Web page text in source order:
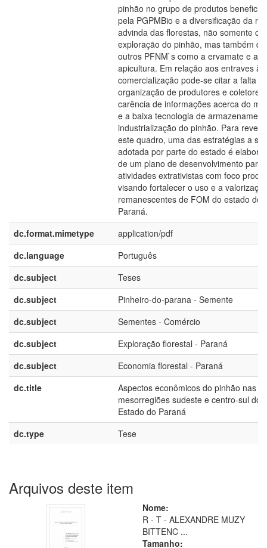
pinhão no grupo de produtos
pela PGPMBio e a diversificação da
advinda das florestas, não somente
exploração do pinhão, mas também de
outros PFNM`s como a ervamate e a
apicultura. Em relação aos entraves à
comercialização pode-se citar a falta
organização de produtores e coletores,
carência de informações acerca do
e a baixa tecnologia de
industrialização do pinhão. Para
este quadro, uma das estratégias a ser
adotada por parte do estado é
de um plano de desenvolvimento para
atividades extrativistas com foco
visando fortalecer o uso e a
remanescentes de FOM do estado do
Paraná.
dc.format.mimetype
application/pdf
dc.language
Português
dc.subject
Teses
dc.subject
Pinheiro-do-parana - Semente
dc.subject
Sementes - Comércio
dc.subject
Exploração florestal - Paraná
dc.subject
Economia florestal - Paraná
dc.title
Aspectos econômicos do pinhão nas
mesorregiões sudeste e centro-sul do
Estado do Paraná
dc.type
Tese
Arquivos deste item
Nome:
R - T - ALEXANDRE MUZY
BITTENC ...
Tamanho: